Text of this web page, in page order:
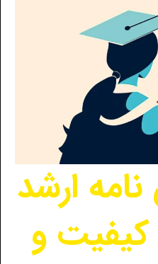
نامه ارشد
کیفیت و